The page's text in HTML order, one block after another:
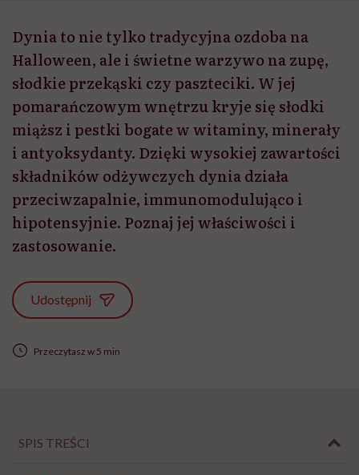
Dynia to nie tylko tradycyjna ozdoba na
Halloween, ale i świetne warzywo na zupę,
słodkie przekąski czy paszteciki. W jej
pomarańczowym wnętrzu kryje się słodki
miąższ i pestki bogate w witaminy, minerały
i antyoksydanty. Dzięki wysokiej zawartości
składników odżywczych dynia działa
przeciwzapalnie, immunomodulująco i
hipotensyjnie. Poznaj jej właściwości i
zastosowanie.
Udostępnij
Przeczytasz w 5 min
SPIS TREŚCI